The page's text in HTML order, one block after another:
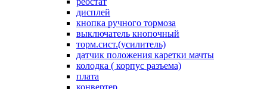
дисплей
кнопка ручного тормоза
выключатель кнопочный
торм.сист.(усилитель)
датчик положения каретки мачты
колодка ( корпус разъема)
плата
конвертер